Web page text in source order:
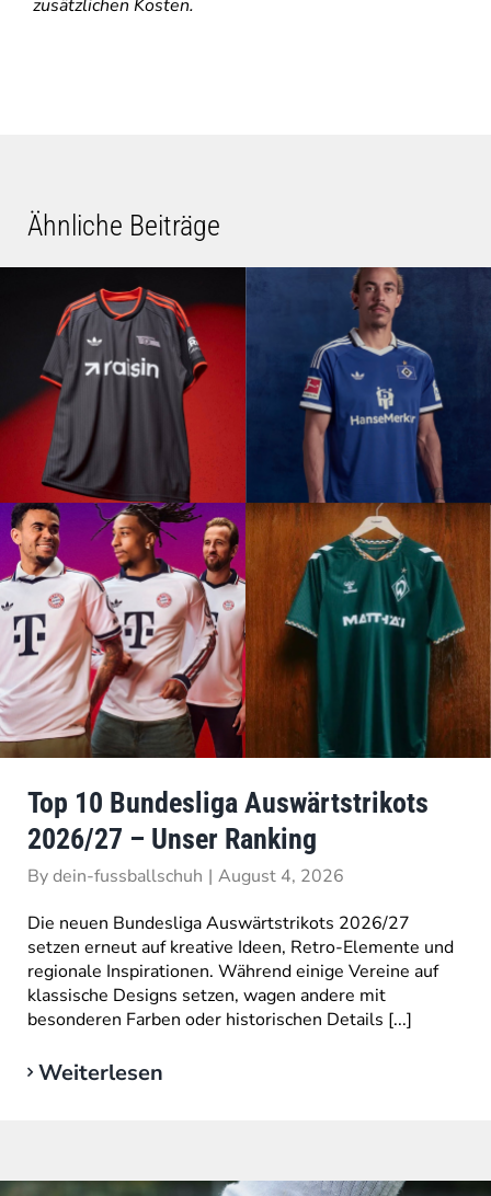
zusätzlichen Kosten.
Ähnliche Beiträge
Top 10 Bundesliga Auswärtstrikots
2026/27 – Unser Ranking
Bydein-fussballschuh | August 4, 2026
Die neuen Bundesliga Auswärtstrikots 2026/27
setzen erneut auf kreative Ideen, Retro-Elemente und
regionale Inspirationen. Während einige Vereine auf
klassische Designs setzen, wagen andere mit
besonderen Farben oder historischen Details [...]
Weiterlesen